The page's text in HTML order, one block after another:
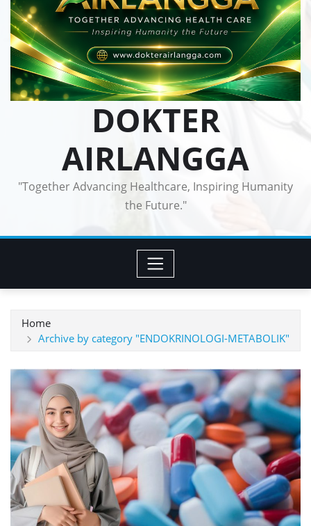
DOKTER
AIRLANGGA
"Together Advancing Healthcare, Inspiring Humanity
the Future."
Home
Archive by category "ENDOKRINOLOGI-METABOLIK"